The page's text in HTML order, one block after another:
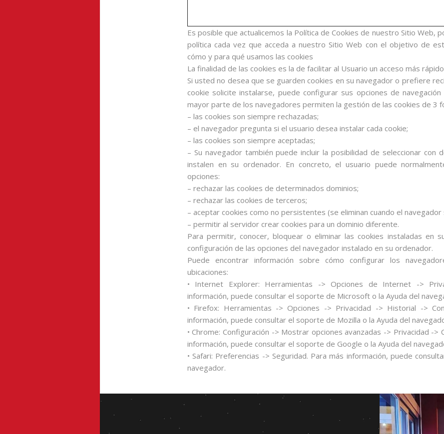
Es posible que actualicemos la Política de Cookies de nuestro Sitio Web,
política cada vez que acceda a nuestro Sitio Web con el objetivo de
cómo y para qué usamos las cookies
La finalidad de las cookies es la de facilitar al Usuario un acceso más
Si usted no desea que se guarden cookies en su navegador o prefiere
cookie solicite instalarse, puede configurar sus opciones de
mayor parte de los navegadores permiten la gestión de las cookies de 3
– las cookies son siempre rechazadas;
– el navegador pregunta si el usuario desea instalar cada cookie;
– las cookies son siempre aceptadas;
– Su navegador también puede incluir la posibilidad de seleccionar con
instalen en su ordenador. En concreto, el usuario puede
opciones:
– rechazar las cookies de determinados dominios;
– rechazar las cookies de terceros;
– aceptar cookies como no persistentes (se eliminan cuando el navegador
– permitir al servidor crear cookies para un dominio diferente.
Para permitir, conocer, bloquear o eliminar las cookies instaladas en
configuración de las opciones del navegador instalado en su ordenador.
Puede encontrar información sobre cómo configurar los
ubicaciones:
• Internet Explorer: Herramientas -> Opciones de Internet ->
información, puede consultar el soporte de Microsoft o la Ayuda del
• Firefox: Herramientas -> Opciones -> Privacidad -> Historial ->
información, puede consultar el soporte de Mozilla o la Ayuda del
• Chrome: Configuración -> Mostrar opciones avanzadas -> Privacidad ->
información, puede consultar el soporte de Google o la Ayuda del
• Safari: Preferencias -> Seguridad. Para más información, puede
navegador.